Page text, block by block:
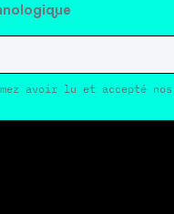
avoir lu et accepté